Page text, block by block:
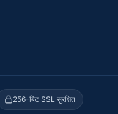
256-बिट SSL सुरक्षित